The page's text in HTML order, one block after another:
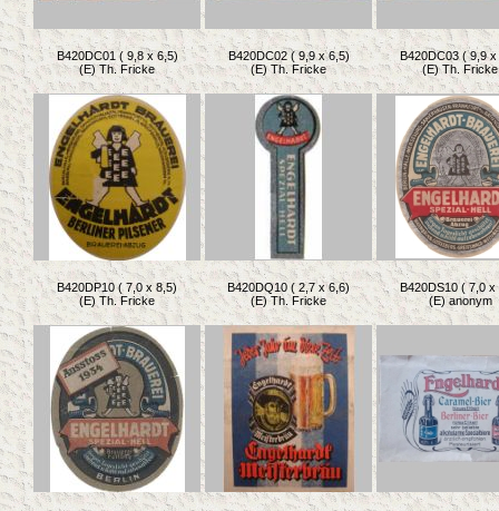
B420DC01 ( 9,8 x 6,5)
(E) Th. Fricke
B420DC02 ( 9,9 x 6,5)
(E) Th. Fricke
B420DC03 ( 9,9 x
(E) Th. Fricke
B420DP10 ( 7,0 x 8,5)
(E) Th. Fricke
B420DQ10 ( 2,7 x 6,6)
(E) Th. Fricke
B420DS10 ( 7,0 x
(E) anonym